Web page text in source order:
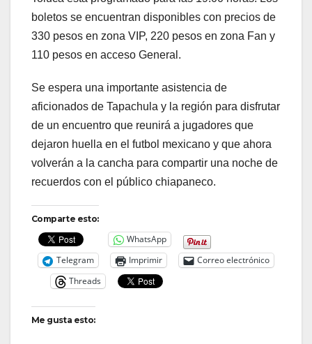
boletos se encuentran disponibles con precios de
330 pesos en zona VIP, 220 pesos en zona Fan y
110 pesos en acceso General.
Se espera una importante asistencia de
aficionados de Tapachula y la región para disfrutar
de un encuentro que reunirá a jugadores que
dejaron huella en el futbol mexicano y que ahora
volverán a la cancha para compartir una noche de
recuerdos con el público chiapaneco.
Comparte esto:
WhatsApp
Telegram
Imprimir
Correo electrónico
Threads
Me gusta esto: